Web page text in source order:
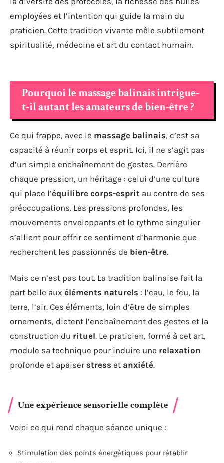
employées et l’intention qui guide la main du
praticien. Cette tradition vivante mêle subtilement
spiritualité, médecine et art du contact humain.
Pourquoi le massage balinais intrigue-
t-il autant les amateurs de bien-être ?
Ce qui frappe, avec le massage balinais, c’est sa
capacité à réunir corps et esprit. Ici, il ne s’agit pas
d’un simple enchaînement de gestes. Derrière
chaque pression, un héritage : celui d’une culture
qui place l’équilibre corps-esprit au centre de ses
préoccupations. Les pressions profondes, les
mouvements enveloppants et le rythme singulier
s’allient pour offrir ce sentiment d’harmonie que
recherchent les passionnés de bien-être.
Mais ce n’est pas tout. La tradition balinaise fait la
part belle aux éléments naturels : l’eau, le feu, la
terre, l’air. Ces éléments, loin d’être de simples
ornements, dictent l’enchaînement des gestes et la
construction du rituel. Le praticien, formé à cet art,
module sa technique pour induire une relaxation
profonde et apaiser stress et anxiété.
Une expérience sensorielle complète
Voici ce qui rend chaque séance unique :
Stimulation des points énergétiques pour rétablir